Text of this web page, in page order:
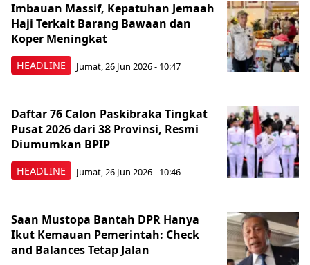
HEADLINE
Imbauan Massif, Kepatuhan Jemaah
Haji Terkait Barang Bawaan dan
Koper Meningkat
Jumat, 26 Jun 2026 - 10:47
HEADLINE
Daftar 76 Calon Paskibraka Tingkat
Pusat 2026 dari 38 Provinsi, Resmi
Diumumkan BPIP
Jumat, 26 Jun 2026 - 10:46
Saan Mustopa Bantah DPR Hanya
Ikut Kemauan Pemerintah: Check
and Balances Tetap Jalan